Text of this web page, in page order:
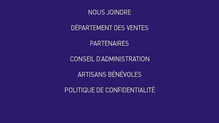
NOUS JOINDRE
DÉPARTEMENT DES VENTES
PARTENAIRES
CONSEIL D’ADMINISTRATION
ARTISANS BÉNÉVOLES
POLITIQUE DE CONFIDENTIALITÉ